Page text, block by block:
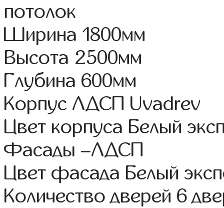
потолок
Ширина 1800мм
Высота 2500мм
Глубина 600мм
Корпус ЛДСП Uvadrev
Цвет корпуса Белый
Фасады –ЛДСП
Цвет фасада Белый
Количество дверей 6